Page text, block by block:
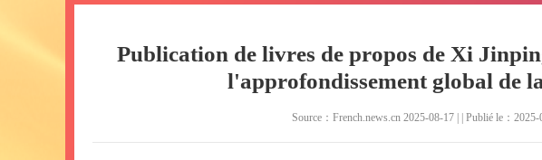
Publication de livres de propos de Xi
l'approfondissement global de
Source：French.news.cn 2025-08-17 | | Publié le：2025-